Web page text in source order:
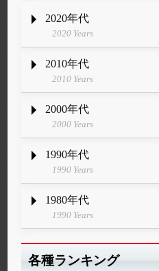
2020年代
2020 Years
2010年代
2010 Years
2000年代
2000 Years
1990年代
1990 Years
1980年代
1990 Years
各種ランキング